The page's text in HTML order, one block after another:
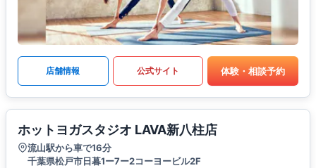
店舗情報 公式サイト 体験・相談予約
ホットヨガスタジオ LAVA新八柱店
流山駅から車で16分
千葉県松戸市日暮1ー7ー2コーヨービル2F